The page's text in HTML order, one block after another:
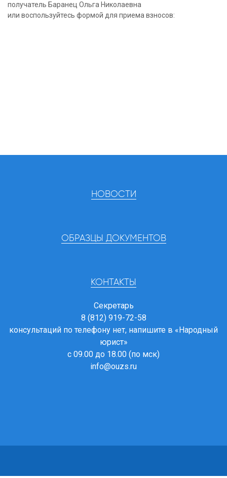
получатель Баранец Ольга Николаевна
или воспользуйтесь формой для приема взносов:
НОВОСТИ
ОБРАЗЦЫ ДОКУМЕНТОВ
КОНТАКТЫ
Секретарь
8 (812) 919-72-58
консультаций по телефону нет, напишите в «Народный
юрист»
с 09.00 до 18.00 (по мск)
info@ouzs.ru